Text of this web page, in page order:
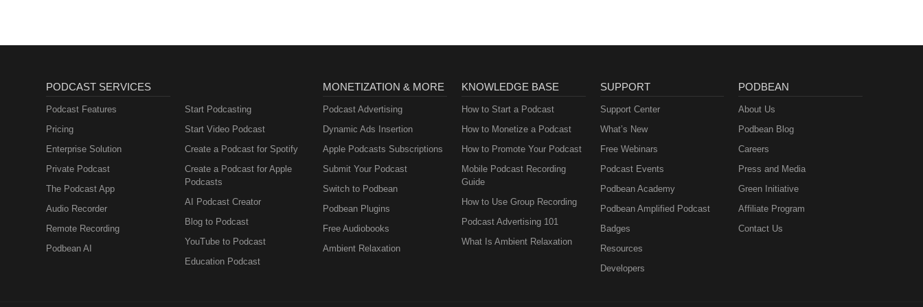
PODCAST SERVICES
Podcast Features
Pricing
Enterprise Solution
Private Podcast
The Podcast App
Audio Recorder
Remote Recording
Podbean AI
Start Podcasting
Start Video Podcast
Create a Podcast for Spotify
Create a Podcast for Apple
Podcasts
AI Podcast Creator
Blog to Podcast
YouTube to Podcast
Education Podcast
MONETIZATION & MORE
Podcast Advertising
Dynamic Ads Insertion
Apple Podcasts Subscriptions
Submit Your Podcast
Switch to Podbean
Podbean Plugins
Free Audiobooks
Ambient Relaxation
KNOWLEDGE BASE
How to Start a Podcast
How to Monetize a Podcast
How to Promote Your Podcast
Mobile Podcast Recording
Guide
How to Use Group Recording
Podcast Advertising 101
What Is Ambient Relaxation
SUPPORT
Support Center
What’s New
Free Webinars
Podcast Events
Podbean Academy
Podbean Amplified Podcast
Badges
Resources
Developers
PODBEAN
About Us
Podbean Blog
Careers
Press and Media
Green Initiative
Affiliate Program
Contact Us